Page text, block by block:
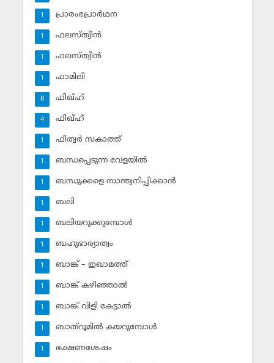
പ്രാരംഭപ്രാര്‍ഥന
1
ഫലസ്ത്വീൻ
1
ഫലസ്ത്വീൻ
1
ഫാമിലി
1
ഫിഖ്ഹ്
8
ഫിഖ്ഹ്‌
4
ഫിത്വര്‍ സകാത്ത്‌
1
ബന്ധപ്പെടുന്ന വേളയില്‍
1
ബന്ധുക്കളെ സാന്ത്വനിപ്പിക്കാന്‍
1
ബലി
1
ബലിയറുക്കുമ്പോള്‍
1
ബഹുഭാര്യാത്വം
1
ബാങ്ക് – ഇഖാമത്ത്
1
ബാങ്ക് കഴിഞ്ഞാല്‍
1
ബാങ്ക് വിളി കേട്ടാല്‍
1
ബാത്‌റൂമില്‍ കയറുമ്പോള്‍
1
ഭക്ഷണശേഷം
1